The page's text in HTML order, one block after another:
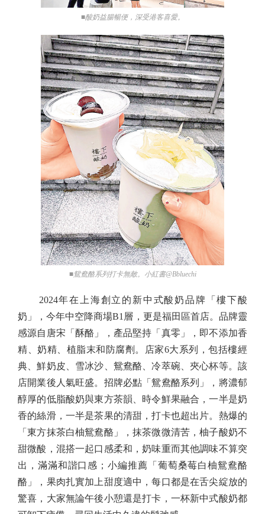
■酸奶益腸暢便，深受港客喜愛。
■鴛鴦酪系列打卡無敵。小紅書@Bbluechi
2024年在上海創立的新中式酸奶品牌「樓下酸
奶」，今年中空降商場B1層，更是福田區首店。品牌靈
感源自唐宋「酥酪」，產品堅持「真零」，即不添加香
精、奶精、植脂末和防腐劑。店家6大系列，包括樓經
典、鮮奶皮、雪冰沙、鴛鴦酪、冷萃碗、夾心杯等。該
店開業後人氣旺盛。招牌必點「鴛鴦酪系列」，將濃郁
醇厚的低脂酸奶與東方茶韻、時令鮮果融合，一半是奶
香的絲滑，一半是茶果的清甜，打卡也超出片。熱爆的
「東方抹茶白柚鴛鴦酪」，抹茶微微清苦，柚子酸奶不
甜微酸，混搭一起口感柔和，奶味重而其他調味不算突
出，滿滿和諧口感；小編推薦「葡萄桑莓白柚鴛鴦酪
酪」，果肉扎實加上甜度適中，每口都是在舌尖綻放的
驚喜，大家無論午後小憩還是打卡，一杯新中式酸奶都